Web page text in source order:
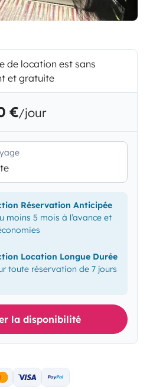
de location est sans
et gratuite
€/jour
Réservation Anticipée
moins 5 mois à l’avance et
Location Longue Durée
toute réservation de 7 jours
la disponibilité